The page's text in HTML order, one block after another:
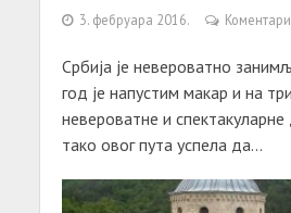
3. фебруара 2016. Коментари
Србија је невероватно
год је напустим макар и на
невероватне и спектакуларне
тако овог пута успела да...